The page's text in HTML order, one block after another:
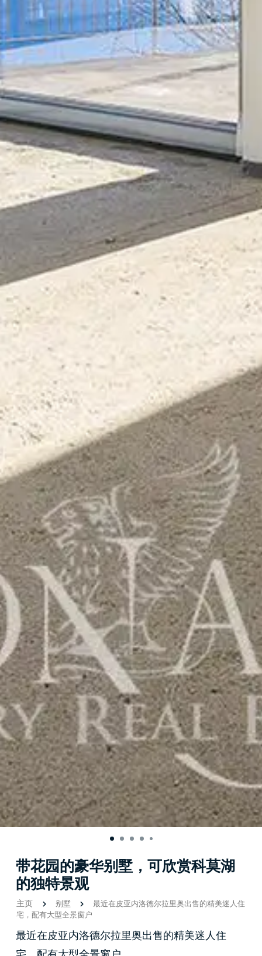
带花园的豪华别墅，可欣赏科莫湖
的独特景观
主页 别墅
最近在皮亚内洛德尔拉里奥出售的精美迷人住
宅，配有大型全景窗户
最近在皮亚内洛德尔拉里奥出售的精美迷人住